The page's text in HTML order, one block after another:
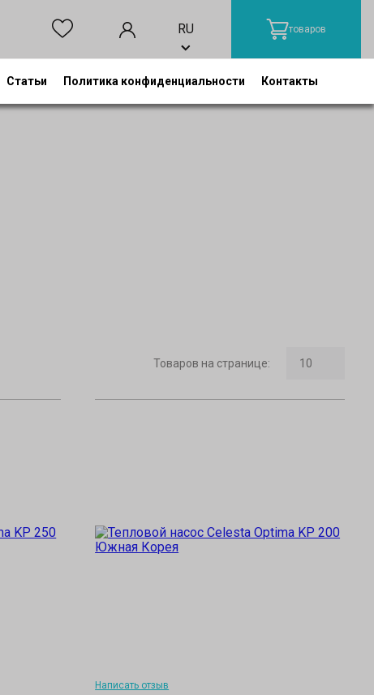
RU товаров
Статьи Политика конфиденциальности Контакты
Товаров на странице:
Написать отзыв